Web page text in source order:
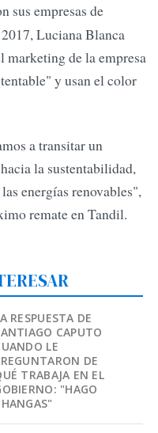
sus empresas de
Luciana Blanca
de la empresa
y usan el color
a transitar un
la sustentabilidad,
energías renovables",
remate en Tandil.
RESPUESTA DE
CAPUTO
LE
DE
TRABAJA EN EL
"HAGO